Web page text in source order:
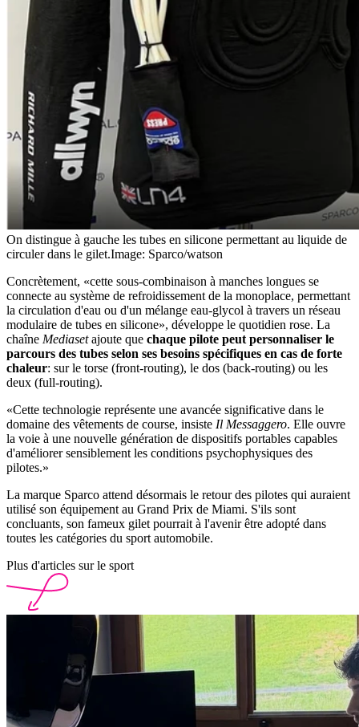
On distingue à gauche les tubes en silicone permettant au liquide de
circuler dans le gilet.Image: Sparco/watson
Concrètement, «cette sous-combinaison à manches longues se
connecte au système de refroidissement de la monoplace, permettant
la circulation d'eau ou d'un mélange eau-glycol à travers un réseau
modulaire de tubes en silicone», développe le quotidien rose. La
chaîne Mediasetajoute que chaque pilote peut personnaliser le
parcours des tubes selon ses besoins spécifiques en cas de forte
chaleur: sur le torse (front-routing), le dos (back-routing) ou les
deux (full-routing).
«Cette technologie représente une avancée significative dans le
domaine des vêtements de course, insiste Il Messaggero. Elle ouvre
la voie à une nouvelle génération de dispositifs portables capables
d'améliorer sensiblement les conditions psychophysiques des
pilotes.»
La marque Sparco attend désormais le retour des pilotes qui auraient
utilisé son équipement au Grand Prix de Miami. S'ils sont
concluants, son fameux gilet pourrait à l'avenir être adopté dans
toutes les catégories du sport automobile.
Plus d'articles sur le sport